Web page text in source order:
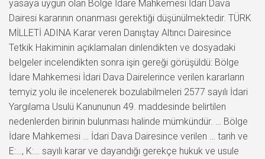
yasaya uygun olan Bölge İdare Mahkemesi İdari Dava
Dairesi kararının onanması gerektiği düşünülmektedir. TÜRK
MİLLETİ ADINA Karar veren Danıştay Altıncı Dairesince
Tetkik Hakiminin açıklamaları dinlendikten ve dosyadaki
belgeler incelendikten sonra işin gereği görüşüldü: Bölge
İdare Mahkemesi İdari Dava Dairelerince verilen kararların
temyiz yolu ile incelenerek bozulabilmeleri 2577 sayılı İdari
Yargılama Usulü Kanununun 49. maddesinde belirtilen
nedenlerden birinin bulunması halinde mümkündür. … Bölge
İdare Mahkemesi … İdari Dava Dairesince verilen … tarih ve
E:…, K:… sayılı karar ve dayandığı gerekçe hukuk ve usule